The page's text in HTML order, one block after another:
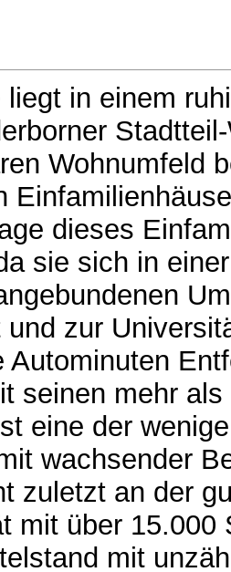
in einem
Wohnumfeld
dieses
sie sich in
zur
Autominuten
seinen mehr als
eine der
wachsender
zuletzt an der
mit über 15.000
mit